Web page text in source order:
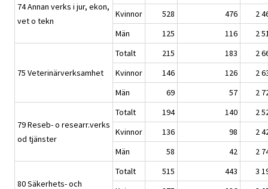
74 Annan verks i jur, ekon,
vet o tekn
Kvinnor
528 476
2
Män
125 116 2
75 Veterinärverksamhet
Totalt 215 183
2
Kvinnor
146 126
2
Män
69 57 2
79 Reseb- o researr.verks
od tjänster
Totalt 194 140
2
Kvinnor
136 98
2
Män
58 42 2
80 Säkerhets- och
Totalt 515 443
3